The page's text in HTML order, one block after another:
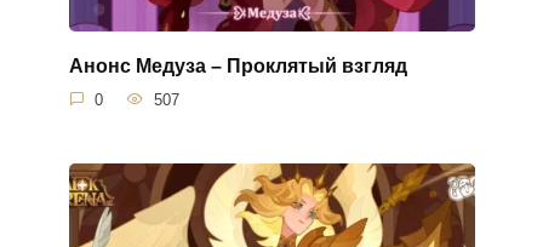
Анонс Медуза – Проклятый взгляд
0 507